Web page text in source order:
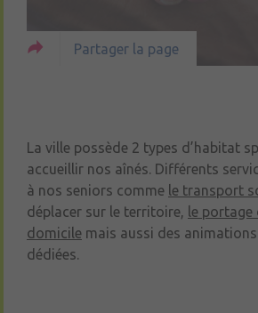
Partager la page
La ville possède 2 types d’habitat
accueillir nos aînés. Différents
à nos seniors comme le transport
déplacer sur le territoire, le portage
domicile mais aussi des
dédiées.